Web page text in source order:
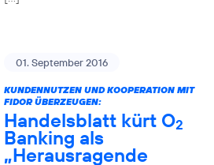
01. September 2016
KUNDENNUTZEN UND KOOPERATION MIT
FIDOR ÜBERZEUGEN:
Handelsblatt kürt O2
Banking als
„Herausragende